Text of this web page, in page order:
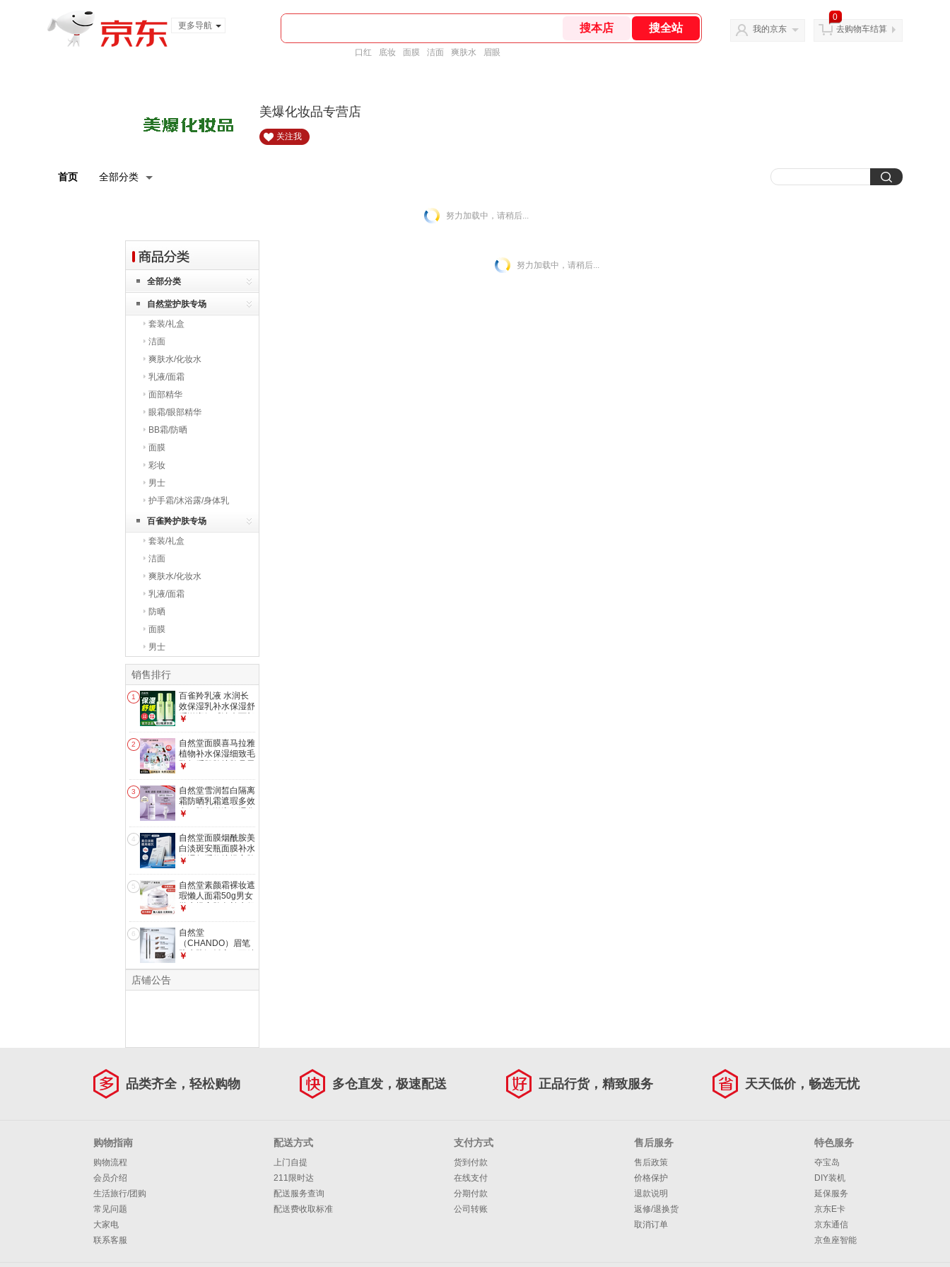
更多导航
口红 底妆 面膜 洁面 爽肤水 眉眼
我的京东
0
去购物车结算
美爆化妆品专营店
关注我
首页 全部分类
努力加载中，请稍后...
全部分类
自然堂护肤专场
套装/礼盒
洁面
爽肤水/化妆水
乳液/面霜
面部精华
眼霜/眼部精华
BB霜/防晒
面膜
彩妆
男士
护手霜/沐浴露/身体乳
百雀羚护肤专场
套装/礼盒
洁面
爽肤水/化妆水
乳液/面霜
防晒
面膜
男士
销售排行
1
百雀羚乳液 水润长
效保湿乳补水保湿舒
缓滋润细腻清爽面部
湿乳100g
￥
2
自然堂面膜喜马拉雅
植物补水保湿细致毛
孔舒缓肌肤护肤品男
13龙胆10紫草13
￥
3
自然堂雪润皙白隔离
霜防晒乳霜遮瑕多效
合一肤色滋润保湿化
款推荐】隔离防晒淡
紫色30ml
￥
4
自然堂面膜烟酰胺美
白淡斑安瓶面膜补水
保湿舒缓修护提亮肤
胺 面膜10片
￥
5
自然堂素颜霜裸妆遮
瑕懒人面霜50g男女
学生提亮肤色补水保
￥
6
自然堂
（CHANDO）眉笔
防水防汗纤变万画精
￥
店铺公告
努力加载中，请稍后...
品类齐全，轻松购物 多仓直发，极速配送 正品行货，精致服务 天天低价，畅选无忧
购物指南
购物流程
会员介绍
生活旅行/团购
常见问题
大家电
联系客服
配送方式
上门自提
211限时达
配送服务查询
配送费收取标准
支付方式
货到付款
在线支付
分期付款
公司转账
售后服务
售后政策
价格保护
退款说明
返修/退换货
取消订单
特色服务
夺宝岛
DIY装机
延保服务
京东E卡
京东通信
京鱼座智能